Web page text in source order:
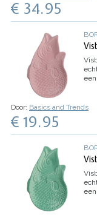
€ 34.95
Door: Basics and Trends
€ 19.95